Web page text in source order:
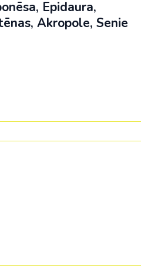
Epidaura,
Akropole, Senie